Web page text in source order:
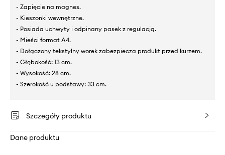
- Zapięcie na magnes.
- Kieszonki wewnętrzne.
- Posiada uchwyty i odpinany pasek z regulacją.
- Mieści format A4.
- Dołączony tekstylny worek zabezpiecza produkt przed kurzem.
- Głębokość: 13 cm.
- Wysokość: 28 cm.
- Szerokość u podstawy: 33 cm.
Szczegóły produktu
Dane produktu